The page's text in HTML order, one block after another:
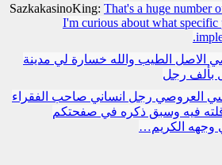
SazkakasinoKing: That's a huge number
I'm curious about what specific
الاصل الطيب والله خسارة لي مدينة
بألف رجل
العروصي رجل انساني صاحب الفقراء
فيه وسبق ذكره في صفحتكم
وجهه الكريم…